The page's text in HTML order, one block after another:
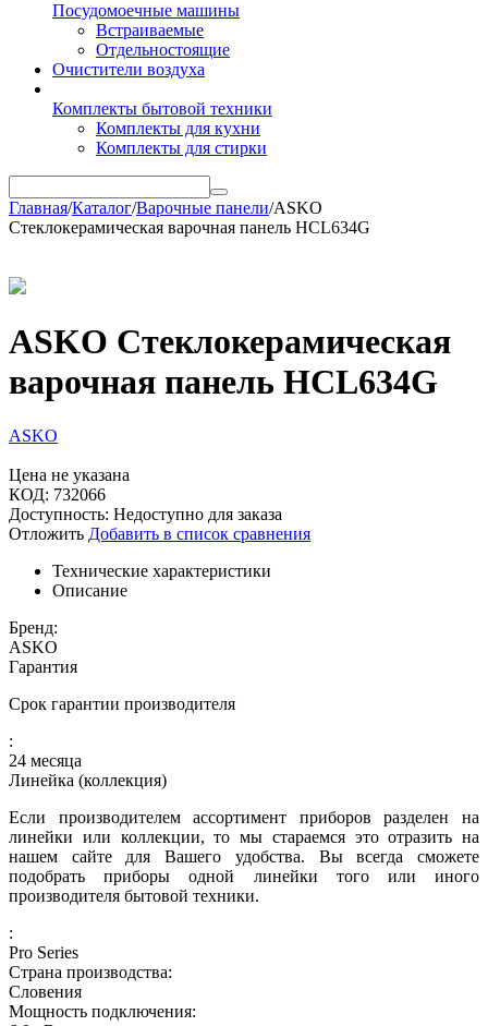
Посудомоечные машины
Встраиваемые
Отдельностоящие
Очистители воздуха
Комплекты бытовой техники
Комплекты для кухни
Комплекты для стирки
Главная/Каталог/Варочные панели/ASKO
Стеклокерамическая варочная панель HCL634G
ASKO Стеклокерамическая
варочная панель HCL634G
ASKO
Цена не указана
КОД: 732066
Доступность: Недоступно для заказа
Отложить Добавить в список сравнения
Технические характеристики
Описание
Бренд:
ASKO
Гарантия
Срок гарантии производителя
:
24 месяца
Линейка (коллекция)
Если производителем ассортимент приборов разделен на
линейки или коллекции, то мы стараемся это отразить на
нашем сайте для Вашего удобства. Вы всегда сможете
подобрать приборы одной линейки того или иного
производителя бытовой техники.
:
Pro Series
Страна производства:
Словения
Мощность подключения: